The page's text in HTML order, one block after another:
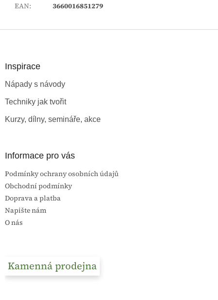
EAN: 3660016851279
Inspirace
Nápady s návody
Techniky jak tvořit
Kurzy, dílny, semináře, akce
Informace pro vás
Podmínky ochrany osobních údajů
Obchodní podmínky
Doprava a platba
Napište nám
O nás
Kamenná prodejna